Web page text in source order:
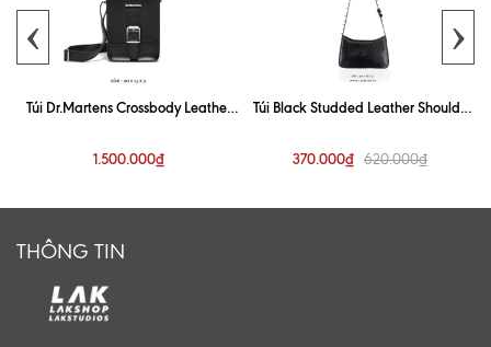
Túi Dr.Martens Crossbody Leather
1.500.000₫
Túi Black Studded Leather Shoulder
370.000₫ 620.000₫
‹ ›
THÔNG TIN